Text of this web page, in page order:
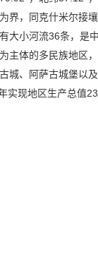
界，同克什米尔接
小河流36条，是
体的多民族地区
、阿萨古城堡以
现地区生产总值